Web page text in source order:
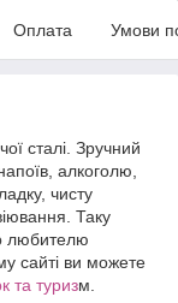
Оплата Умови
сталі. Зручний
алкоголю,
чисту
Таку
любителю
сайті ви можете
та туризм.